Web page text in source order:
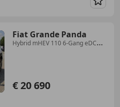
Fiat Grande Panda
Hybrid mHEV 110 6-Gang eDCT
€ 20 690